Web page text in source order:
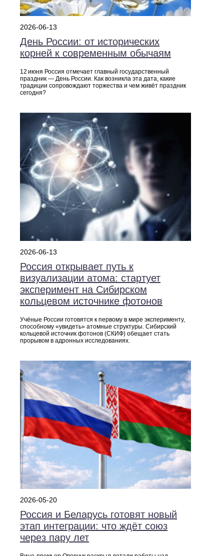
2026-06-13
День России: от исторических
корней к современным обычаям
12 июня Россия отмечает главный государственный
праздник — День России. Как возникла эта дата, какие
традиции сопровождают торжества и чем живёт праздник
сегодня?
2026-06-13
Россия открывает путь к
визуализации атома: стартует
эксперимент на Сибирском
кольцевом источнике фотонов
Учёные России готовятся к первому в мире эксперименту,
способному «увидеть» атомные структуры. Сибирский
кольцевой источник фотонов (СКИФ) обещает стать
прорывом в адронных исследованиях.
2026-05-20
Россия и Беларусь готовят новый
этап интеграции: что ждёт союз
через пару лет